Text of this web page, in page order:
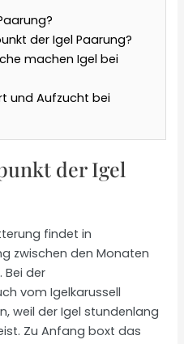
der Igel Paarung?
machen Igel bei
und Aufzucht bei
der Igel
findet in
zwischen den Monaten
Bei der
vom Igelkarussell
weil der Igel stundenlang
Zu Anfang boxt das